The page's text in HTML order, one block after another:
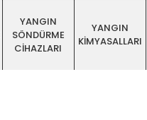
YANGIN
SÖNDÜRME
CİHAZLARI
YANGIN
KİMYASALLARI